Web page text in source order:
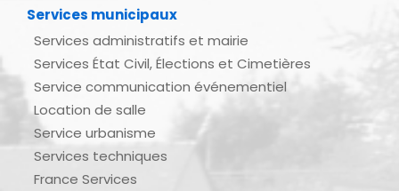
Services municipaux
Services administratifs et mairie
Services État Civil, Élections et Cimetières
Service communication événementiel
Location de salle
Service urbanisme
Services techniques
France Services